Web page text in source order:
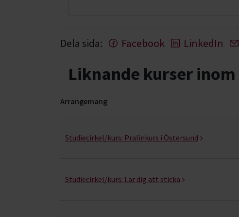
Dela sida: Facebook LinkedIn
Liknande kurser inom
Arrangemang
Studiecirkel/kurs: Pralinkurs i Östersund
Studiecirkel/kurs: Lär dig att sticka